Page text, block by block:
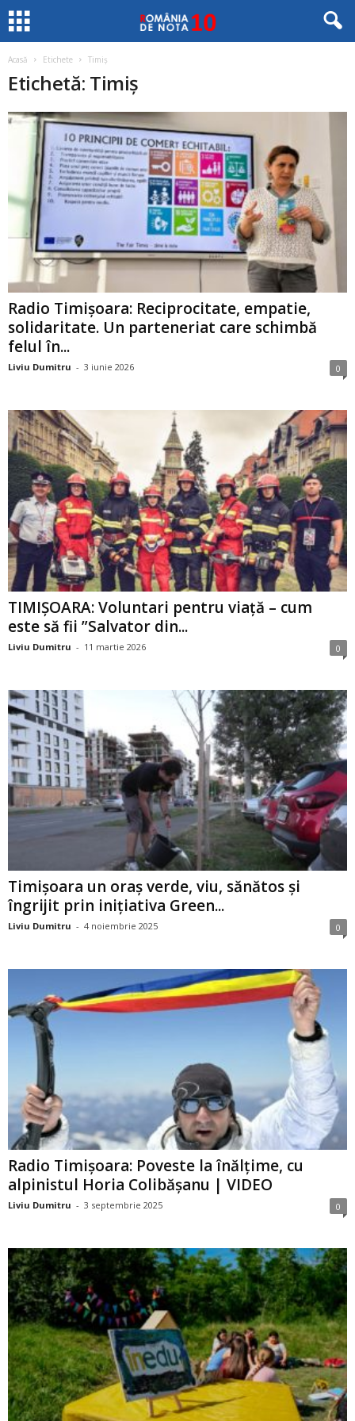
Acasă Etichete Timiș
Etichetă: Timiș
Radio Timișoara: Reciprocitate, empatie,
solidaritate. Un parteneriat care schimbă
felul în...
Liviu Dumitru - 3 iunie 2026 0
TIMIȘOARA: Voluntari pentru viață – cum
este să fii ”Salvator din...
Liviu Dumitru - 11 martie 2026 0
Timişoara un oraș verde, viu, sănătos și
îngrijit prin inițiativa Green...
Liviu Dumitru - 4 noiembrie 2025 0
Radio Timișoara: Poveste la înălțime, cu
alpinistul Horia Colibășanu | VIDEO
Liviu Dumitru - 3 septembrie 2025 0